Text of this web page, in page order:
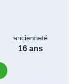
ancienneté
16 ans